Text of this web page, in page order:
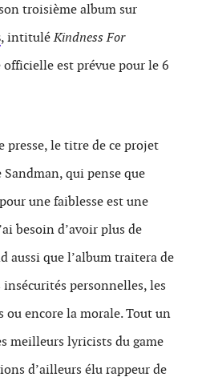
troisième album sur
, intituléKindness For
est prévue pour le 6
presse, le titre de ce projet
qui pense que
une faiblesse est une
besoin d’avoir plus de
aussi que l’album traitera de
personnelles, les
ou encore la morale. Tout un
meilleurs lyricists du game
d’ailleurs élu rappeur de